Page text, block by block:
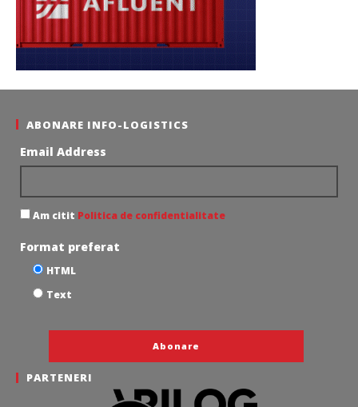
ABONARE INFO-LOGISTICS
Email Address
Am citit Politica de confidentialitate
Format preferat
HTML
Text
PARTENERI